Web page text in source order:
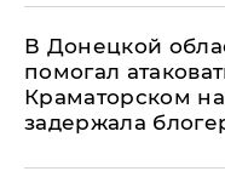
В Донецкой
помогал
Краматорском
задержала